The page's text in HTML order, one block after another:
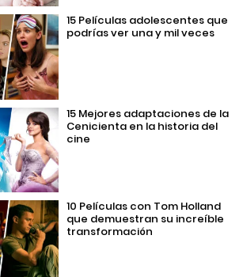
15 Películas adolescentes que
podrías ver una y mil veces
15 Mejores adaptaciones de la
Cenicienta en la historia del
cine
10 Películas con Tom Holland
que demuestran su increíble
transformación